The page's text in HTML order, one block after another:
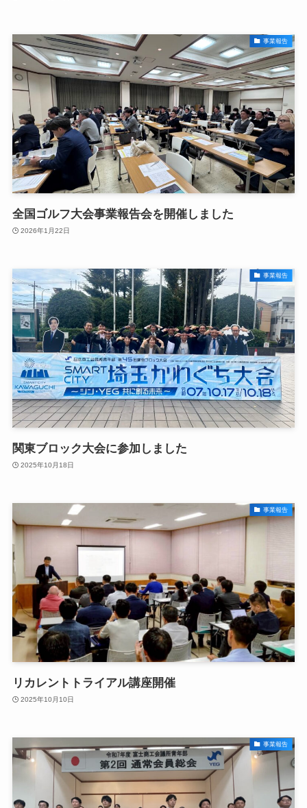
事業報告
全国ゴルフ大会事業報告会を開催しました
2026年1月22日
事業報告
関東ブロック大会に参加しました
2025年10月18日
事業報告
リカレントトライアル講座開催
2025年10月10日
事業報告